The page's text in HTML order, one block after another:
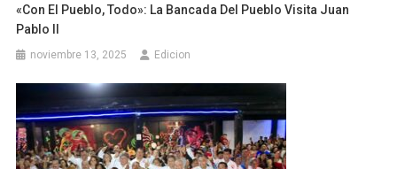
«Con El Pueblo, Todo»: La Bancada Del Pueblo Visita Juan
Pablo II
noviembre 13, 2025 Edicion